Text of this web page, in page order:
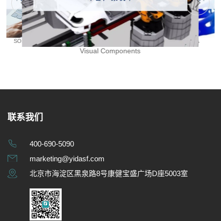
SOLIDWORKS
Visual Components
SIMULIA
SOLIDWORKS
Visual Components
SIMULIA
SOLIDWORKS
联系我们
400-690-5090
marketing@yidasf.com
北京市海淀区黑泉路8号康健宝盛广场D座5003室